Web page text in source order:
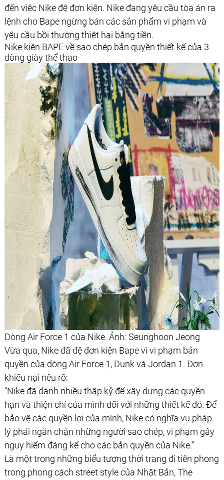
đến việc Nike đệ đơn kiện. Nike đang yêu cầu tòa án ra
lệnh cho Bape ngừng bán các sản phẩm vi phạm và
yêu cầu bồi thường thiệt hại bằng tiền.
Nike kiện BAPE về sao chép bản quyền thiết kế của 3
dòng giày thể thao
Dòng Air Force 1 của Nike. Ảnh: Seunghoon Jeong
Vừa qua, Nike đã đệ đơn kiện Bape vì vi phạm bản
quyền của dòng Air Force 1, Dunk và Jordan 1. Đơn
khiếu nại nêu rõ:
“Nike đã dành nhiều thập kỷ để xây dựng các quyền
hạn và thiện chí của mình đối với những thiết kế đó. Để
bảo vệ các quyền lợi của mình, Nike có nghĩa vụ pháp
lý phải ngăn chặn những người sao chép, vi phạm gây
nguy hiểm đáng kể cho các bản quyền của Nike.”
Là một trong những biểu tượng thời trang đi tiên phong
trong phong cách street style của Nhật Bản, The